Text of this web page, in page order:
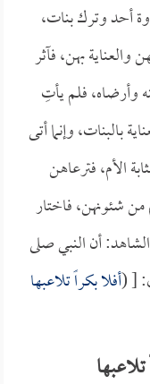
أحد وترك بنات،
والعناية بهن، فآثر
وأرضاه، فلم يأتِ
بالبنات، وإنما أتى
الأم، فترعاهن
شئونهن، فاختار
أن النبي صلى
[ (أفلا بكراً تلاعبها